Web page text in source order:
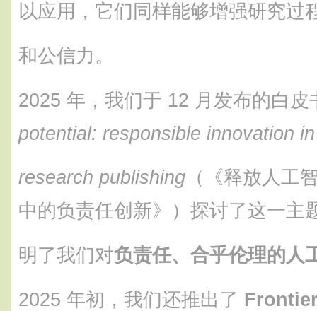
以应用，它们同样能够增强研究过
和公信力。
2025 年，我们于 12 月发布的白皮
potential: responsible innovation
research publishing （《释放人工
中的负责任创新》）探讨了这一主
明了我们对负责任、合乎伦理的人
2025 年初，我们还推出了